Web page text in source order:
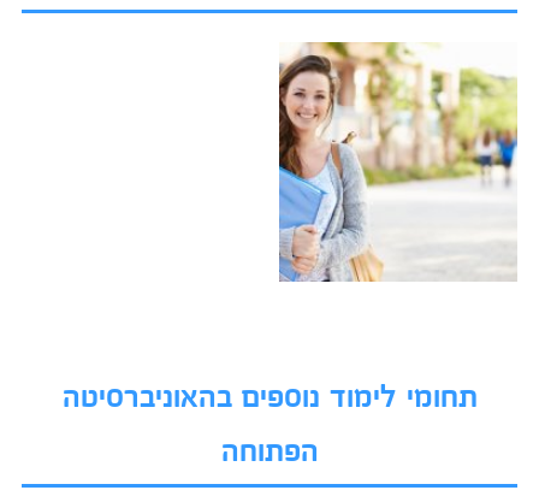
תחומי לימוד נוספים בהאוניברסיטה
הפתוחה